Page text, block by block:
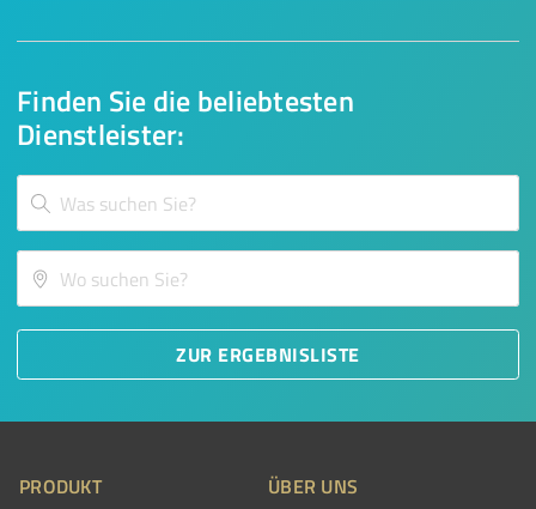
Finden Sie die beliebtesten
Dienstleister:
ZUR ERGEBNISLISTE
PRODUKT ÜBER UNS